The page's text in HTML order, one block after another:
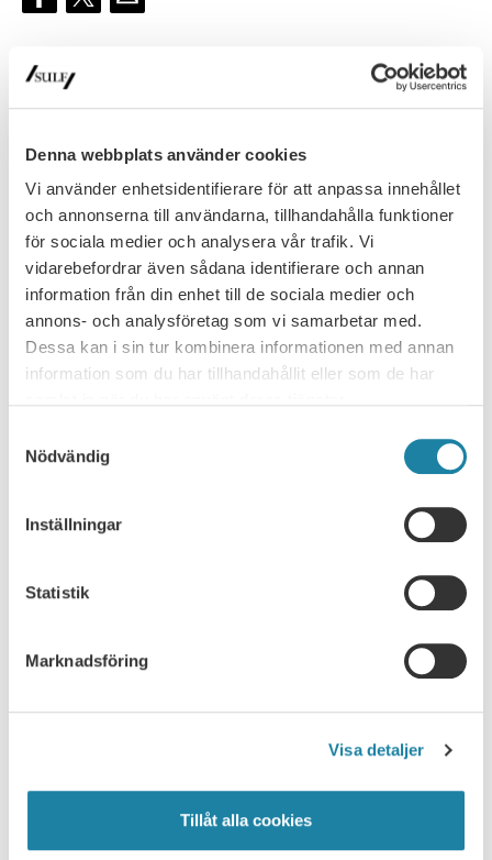
Denna webbplats använder cookies
Vi använder enhetsidentifierare för att anpassa innehållet
och annonserna till användarna, tillhandahålla funktioner
för sociala medier och analysera vår trafik. Vi
vidarebefordrar även sådana identifierare och annan
information från din enhet till de sociala medier och
annons- och analysföretag som vi samarbetar med.
Dessa kan i sin tur kombinera informationen med annan
information som du har tillhandahållit eller som de har
Nödvändig
Inställningar
Statistik
Marknadsföring
Visa detaljer
Tillåt alla cookies
More upcoming events
SEP
Digital
Akademikerveckan – webbinarium: Är
du redo för framtidens arbetsliv?
Teknikutvecklingen går snabbare än någonsin. AI och nya
teknologier skapar stora möjligheter – men också nya
krav. För att fortsätta vara relevant, engagerad och
efterfrågad krävs nya sätt att tänka, lära och leda sig
16 September, 2026
17
SEP
Webinar
Webinar: How to maximize your salary
discussion. SULF's ombudsmen Mikael Brisslert and Malin
Engström will give you their best advice on salaries and
17 September, 2026
30